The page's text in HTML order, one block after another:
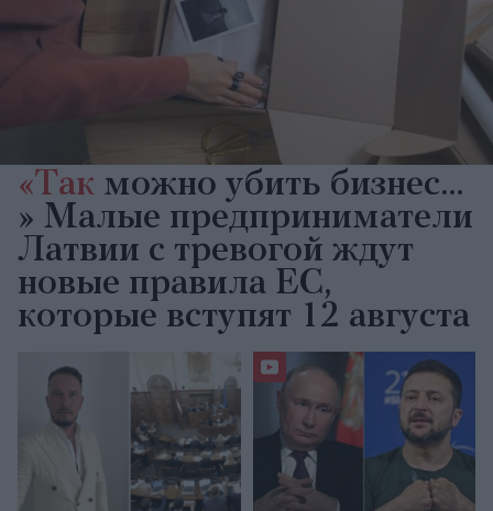
«Так можно убить бизнес…
» Малые предприниматели
Латвии с тревогой ждут
новые правила ЕС,
которые вступят 12 августа